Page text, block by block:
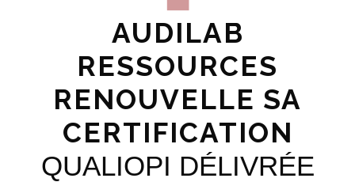
AUDILAB
RESSOURCES
RENOUVELLE SA
CERTIFICATION
QUALIOPI DÉLIVRÉE